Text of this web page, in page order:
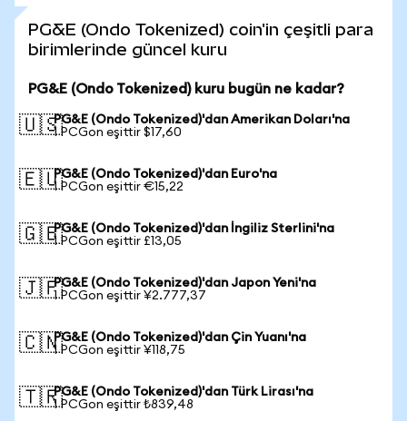
PG&E (Ondo Tokenized) coin'in çeşitli para
birimlerinde güncel kuru
PG&E (Ondo Tokenized) kuru bugün ne kadar?
🇺🇸PG&E (Ondo Tokenized)'dan Amerikan Doları'na
1 PCGon eşittir $17,60
🇪🇺PG&E (Ondo Tokenized)'dan Euro'na
1 PCGon eşittir €15,22
🇬🇧PG&E (Ondo Tokenized)'dan İngiliz Sterlini'na
1 PCGon eşittir £13,05
🇯🇵PG&E (Ondo Tokenized)'dan Japon Yeni'na
1 PCGon eşittir ¥2.777,37
🇨🇳PG&E (Ondo Tokenized)'dan Çin Yuanı'na
1 PCGon eşittir ¥118,75
🇹🇷PG&E (Ondo Tokenized)'dan Türk Lirası'na
1 PCGon eşittir ₺839,48